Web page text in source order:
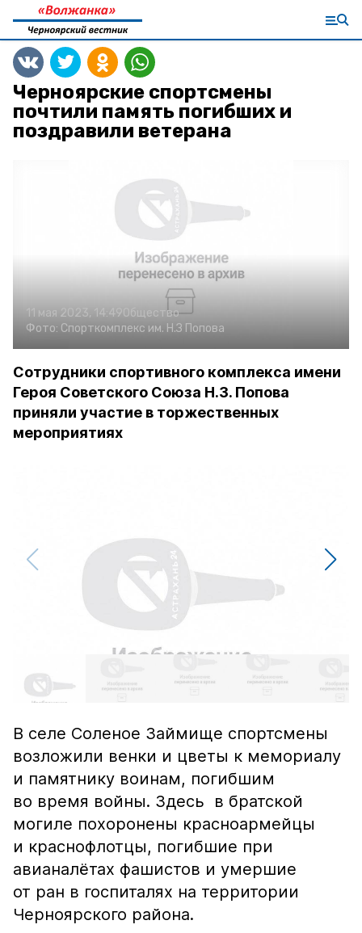
Черноярские спортсмены
почтили память погибших и
поздравили ветерана
11 мая 2023, 14:49Общество
Фото: Спорткомплекс им. Н.З Попова
Сотрудники спортивного комплекса имени
Героя Советского Союза Н.З. Попова
приняли участие в торжественных
мероприятиях
В селе Соленое Займище спортсмены
возложили венки и цветы к мемориалу
и памятнику воинам, погибшим
во время войны. Здесь в братской
могиле похоронены красноармейцы
и краснофлотцы, погибшие при
авианалётах фашистов и умершие
от ран в госпиталях на территории
Черноярского района.